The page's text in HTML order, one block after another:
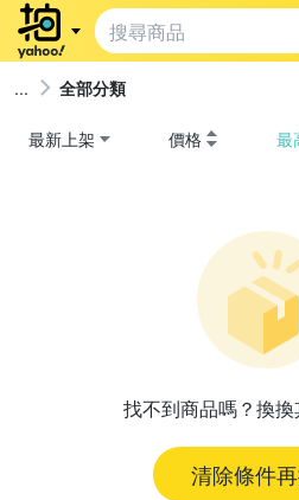
全部分類
最新上架 價格 最
找不到商品嗎？換換
清除條件